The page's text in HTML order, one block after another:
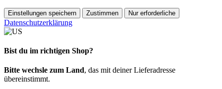
Einstellungen speichern Zustimmen Nur erforderliche
Datenschutzerklärung
Bist du im richtigen Shop?
Bitte wechsle zum Land, das mit deiner Lieferadresse
übereinstimmt.